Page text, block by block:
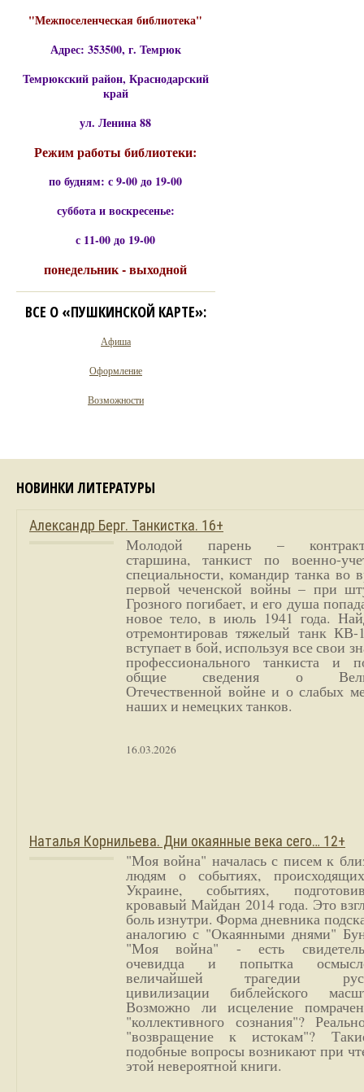
"Межпоселенческая библиотека"
Адрес: 353500, г. Темрюк
Темрюкский район, Краснодарский
край
ул. Ленина 88
Режим работы библиотеки:
по будням: с 9-00 до 19-00
суббота и воскресенье:
с 11-00 до 19-00
понедельник - выходной
ВСЕ О «ПУШКИНСКОЙ КАРТЕ»:
Афиша
Оформление
Возможности
НОВИНКИ ЛИТЕРАТУРЫ
Александр Берг. Танкистка. 16+
Молодой парень –
старшина, танкист по военно-
специальности, командир танка во
первой чеченской войны – при
Грозного погибает, и его душа
новое тело, в июль 1941 года.
отремонтировав тяжелый танк
вступает в бой, используя все свои
профессионального танкиста и
общие сведения о
Отечественной войне и о слабых
наших и немецких танков.
16.03.2026
Наталья Корнильева. Дни окаянные века сего… 12+
"Моя война" началась с писем к
людям о событиях,
Украине, событиях,
кровавый Майдан 2014 года. Это
боль изнутри. Форма дневника
аналогию с "Окаянными днями"
"Моя война" - есть
очевидца и попытка
величайшей трагедии
цивилизации библейского
Возможно ли исцеление
"коллективного сознания"?
"возвращение к истокам"?
подобные вопросы возникают при
этой невероятной книги.